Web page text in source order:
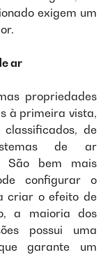
exigem um
ar
propriedades
à primeira vista,
de
de ar
São bem mais
configurar o
criar o efeito de
a maioria dos
possui uma
garante um